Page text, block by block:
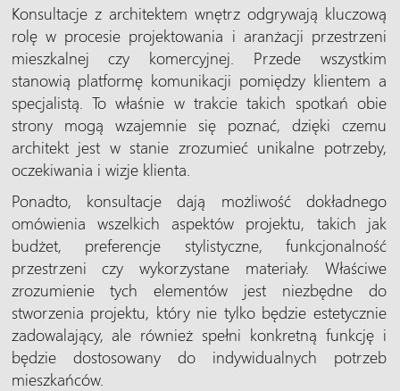
Konsultacje z architektem wnętrz odgrywają kluczową
rolę w procesie projektowania i aranżacji przestrzeni
mieszkalnej czy komercyjnej. Przede wszystkim
stanowią platformę komunikacji pomiędzy klientem a
specjalistą. To właśnie w trakcie takich spotkań obie
strony mogą wzajemnie się poznać, dzięki czemu
architekt jest w stanie zrozumieć unikalne potrzeby,
oczekiwania i wizje klienta.
Ponadto, konsultacje dają możliwość dokładnego
omówienia wszelkich aspektów projektu, takich jak
budżet, preferencje stylistyczne, funkcjonalność
przestrzeni czy wykorzystane materiały. Właściwe
zrozumienie tych elementów jest niezbędne do
stworzenia projektu, który nie tylko będzie estetycznie
zadowalający, ale również spełni konkretną funkcję i
będzie dostosowany do indywidualnych potrzeb
mieszkańców.